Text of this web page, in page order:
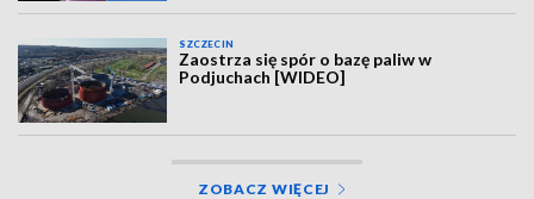
SZCZECIN
Zaostrza się spór o bazę paliw w
Podjuchach [WIDEO]
ZOBACZ WIĘCEJ